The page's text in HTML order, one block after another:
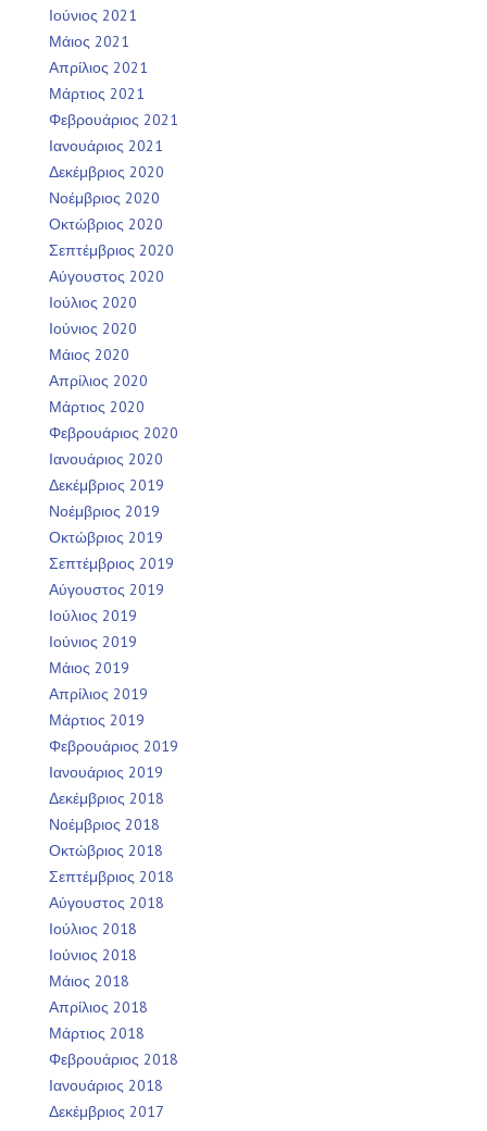
Ιούνιος 2021
Μάιος 2021
Απρίλιος 2021
Μάρτιος 2021
Φεβρουάριος 2021
Ιανουάριος 2021
Δεκέμβριος 2020
Νοέμβριος 2020
Οκτώβριος 2020
Σεπτέμβριος 2020
Αύγουστος 2020
Ιούλιος 2020
Ιούνιος 2020
Μάιος 2020
Απρίλιος 2020
Μάρτιος 2020
Φεβρουάριος 2020
Ιανουάριος 2020
Δεκέμβριος 2019
Νοέμβριος 2019
Οκτώβριος 2019
Σεπτέμβριος 2019
Αύγουστος 2019
Ιούλιος 2019
Ιούνιος 2019
Μάιος 2019
Απρίλιος 2019
Μάρτιος 2019
Φεβρουάριος 2019
Ιανουάριος 2019
Δεκέμβριος 2018
Νοέμβριος 2018
Οκτώβριος 2018
Σεπτέμβριος 2018
Αύγουστος 2018
Ιούλιος 2018
Ιούνιος 2018
Μάιος 2018
Απρίλιος 2018
Μάρτιος 2018
Φεβρουάριος 2018
Ιανουάριος 2018
Δεκέμβριος 2017